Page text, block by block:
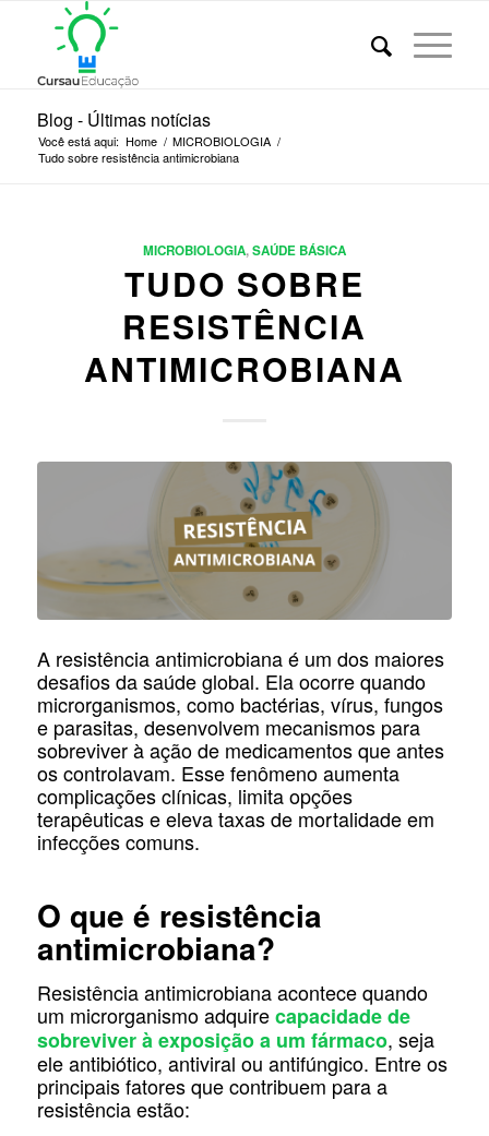
Blog - Últimas notícias
Você está aqui: Home / MICROBIOLOGIA /
Tudo sobre resistência antimicrobiana
MICROBIOLOGIA,SAÚDE BÁSICA
TUDO SOBRE
RESISTÊNCIA
ANTIMICROBIANA
A resistência antimicrobiana é um dos maiores
desafios da saúde global. Ela ocorre quando
microrganismos, como bactérias, vírus, fungos
e parasitas, desenvolvem mecanismos para
sobreviver à ação de medicamentos que antes
os controlavam. Esse fenômeno aumenta
complicações clínicas, limita opções
terapêuticas e eleva taxas de mortalidade em
infecções comuns.
O que é resistência
antimicrobiana?
Resistência antimicrobiana acontece quando
um microrganismo adquirecapacidade de
sobreviver à exposição a um fármaco, seja
ele antibiótico, antiviral ou antifúngico. Entre os
principais fatores que contribuem para a
resistência estão: